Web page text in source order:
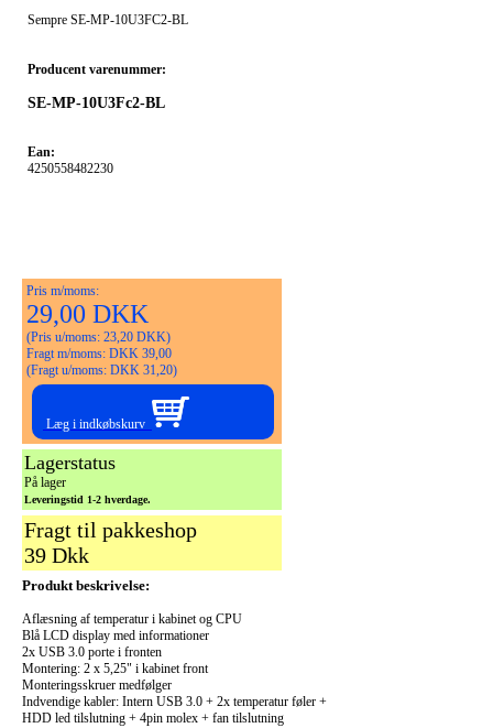
Sempre SE-MP-10U3FC2-BL
Producent varenummer:
SE-MP-10U3Fc2-BL
Ean:
4250558482230
Pris m/moms:
29,00 DKK
(Pris u/moms: 23,20 DKK)
Fragt m/moms: DKK 39,00
(Fragt u/moms: DKK 31,20)
Læg i indkøbskurv
Lagerstatus
På lager
Leveringstid 1-2 hverdage.
Fragt til pakkeshop
39 Dkk
Produkt beskrivelse:
Aflæsning af temperatur i kabinet og CPU
Blå LCD display med informationer
2x USB 3.0 porte i fronten
Montering: 2 x 5,25" i kabinet front
Monteringsskruer medfølger
Indvendige kabler: Intern USB 3.0 + 2x temperatur føler +
HDD led tilslutning + 4pin molex + fan tilslutning